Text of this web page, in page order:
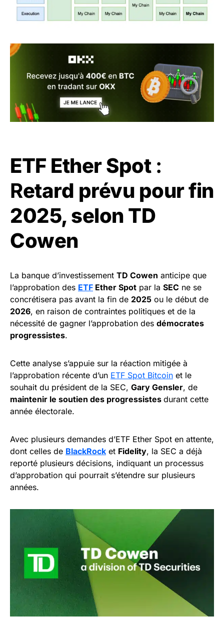
ETF Ether Spot:
Retard prévu pour fin
2025, selon TD
Cowen
La banque d’investissement TD Cowen anticipe que
l’approbation des ETF Ether Spot par la SEC ne se
concrétisera pas avant la fin de 2025 ou le début de
2026, en raison de contraintes politiques et de la
nécessité de gagner l’approbation des démocrates
progressistes.
Cette analyse s’appuie sur la réaction mitigée à
l’approbation récente d’un ETF Spot Bitcoin et le
souhait du président de la SEC, Gary Gensler, de
maintenir le soutien des progressistes durant cette
année électorale.
Avec plusieurs demandes d’ETF Ether Spot en attente,
dont celles de BlackRock et Fidelity, la SEC a déjà
reporté plusieurs décisions, indiquant un processus
d’approbation qui pourrait s’étendre sur plusieurs
années.